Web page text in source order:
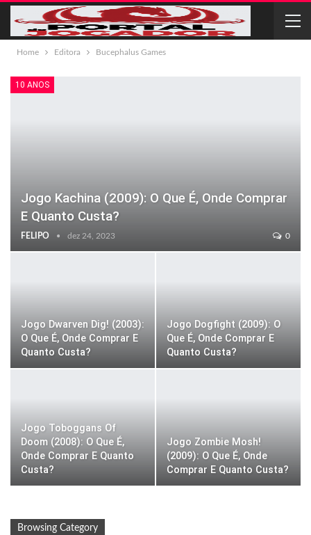
Home Editora Bucephalus Games
10 ANOS
Jogo Kachina (2009): O Que É, Onde Comprar
E Quanto Custa?
FELIPO dez 24, 2023 0
Jogo Dwarven Dig! (2003):
O Que É, Onde Comprar E
Quanto Custa?
Jogo Dogfight (2009): O
Que É, Onde Comprar E
Quanto Custa?
Jogo Toboggans Of
Doom (2008): O Que É,
Onde Comprar E Quanto
Custa?
Jogo Zombie Mosh!
(2009): O Que É, Onde
Comprar E Quanto Custa?
Browsing Category